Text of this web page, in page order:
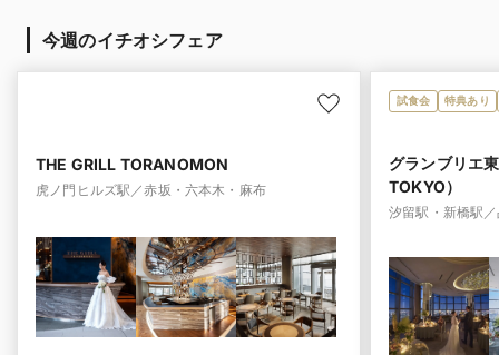
今週のイチオシフェア
THE GRILL TORANOMON
虎ノ門ヒルズ駅／赤坂・六本木・麻布
試食会 特典あり
グランブリエ
TOKYO）
汐留駅・新橋駅